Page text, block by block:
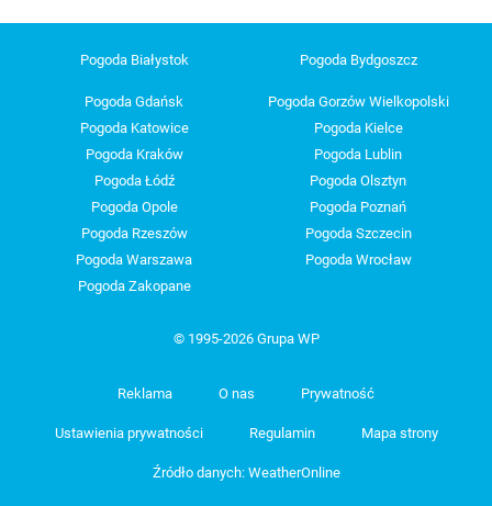
Pogoda Białystok Pogoda Bydgoszcz
Pogoda Gdańsk
Pogoda Gorzów Wielkopolski
Pogoda Katowice
Pogoda Kielce
Pogoda Kraków
Pogoda Lublin
Pogoda Łódź
Pogoda Olsztyn
Pogoda Opole
Pogoda Poznań
Pogoda Rzeszów
Pogoda Szczecin
Pogoda Warszawa
Pogoda Wrocław
Pogoda Zakopane
© 1995-2026 Grupa WP
Reklama O nas Prywatność
Ustawienia prywatności Regulamin Mapa strony
Źródło danych: WeatherOnline